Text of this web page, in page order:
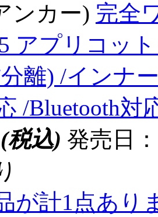
ンカー) 完全
アプリコッ
離) /インナ
/Bluetooth対
(税込) 発売日
が計1点あり